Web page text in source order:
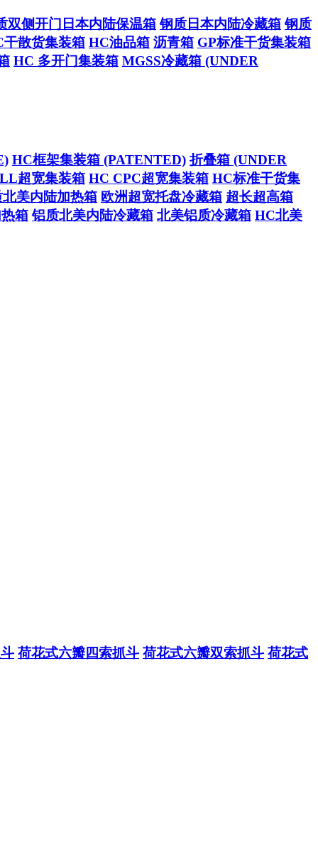
双侧开门日本内陆保温箱 钢质日本内陆冷藏箱 钢质
干散货集装箱 HC油品箱 沥青箱 GP标准干货集装箱
HC 多开门集装箱 MGSS冷藏箱 (UNDER
HC框架集装箱 (PATENTED) 折叠箱 (UNDER
超宽集装箱 HC CPC超宽集装箱 HC标准干货集
美内陆加热箱 欧洲超宽托盘冷藏箱 超长超高箱
箱 铝质北美内陆冷藏箱 北美铝质冷藏箱 HC北美
荷花式六瓣四索抓斗 荷花式六瓣双索抓斗 荷花式